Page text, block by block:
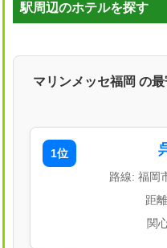
駅周辺のホテルを探す
マリンメッセ福岡 の
1位
路線: 福岡
距
関